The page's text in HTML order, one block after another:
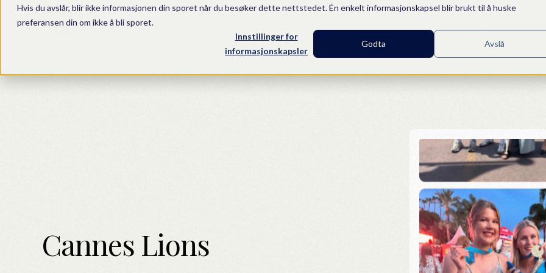
Hvis du avslår, blir ikke informasjonen din sporet når du besøker dette nettstedet. Én enkelt informasjonskapsel blir brukt til å huske
preferansen din om ikke å bli sporet.
Innstillinger for
informasjonskapsler
Godta Avslå
Cannes Lions